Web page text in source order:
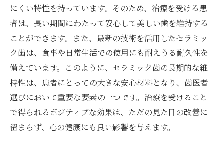
にくい特性を持っています。そのため、治療を受ける患
者は、長い期間にわたって安心して美しい歯を維持する
ことができます。また、最新の技術を活用したセラミッ
ク歯は、食事や日常生活での使用にも耐えうる耐久性を
備えています。このように、セラミック歯の長期的な維
持性は、患者にとっての大きな安心材料となり、歯医者
選びにおいて重要な要素の一つです。治療を受けること
で得られるポジティブな効果は、ただの見た目の改善に
留まらず、心の健康にも良い影響を与えます。